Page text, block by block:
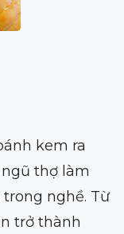
kem ra
thợ làm
nghề. Từ
trở thành